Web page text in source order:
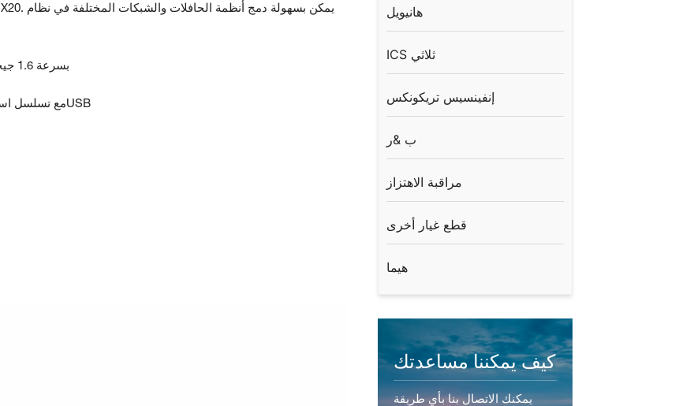
هانيويل
ICS ثلاثي
إنفينسيس تريكونكس
ب &ر
مراقبة الاهتزاز
قطع غيار أخرى
هيما
كيف يمكننا مساعدتك
يمكنك الاتصال بنا بأي طريقة
· معالج Intel Atom بسرعة 1.6 جيجا هرتز مع معالج إدخال/إخراج إضافي
· شبكة إيثرنت مدمجة وPOWERLINK مع تسلسل استجابة الاستقصاء وUSB